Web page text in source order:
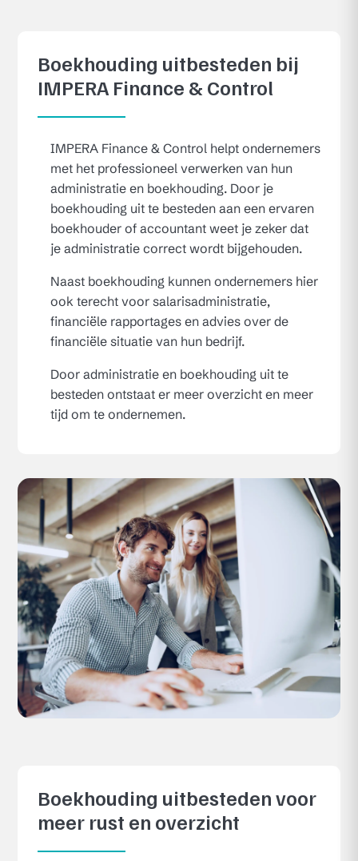
Boekhouding uitbesteden bij
IMPERA Finance & Control
IMPERA Finance & Control helpt ondernemers
met het professioneel verwerken van hun
administratie en boekhouding. Door je
boekhouding uit te besteden aan een ervaren
boekhouder of accountant weet je zeker dat
je administratie correct wordt bijgehouden.
Naast boekhouding kunnen ondernemers hier
ook terecht voor salarisadministratie,
financiële rapportages en advies over de
financiële situatie van hun bedrijf.
Door administratie en boekhouding uit te
besteden ontstaat er meer overzicht en meer
tijd om te ondernemen.
Boekhouding uitbesteden voor
meer rust en overzicht